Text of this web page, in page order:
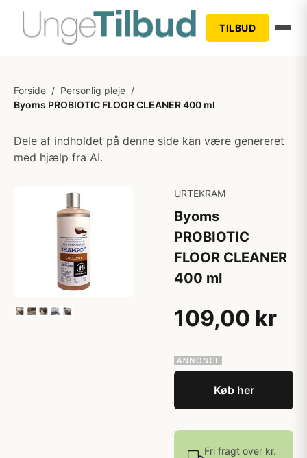
TILBUD
Forside / Personlig pleje /
Byoms PROBIOTIC FLOOR CLEANER 400 ml
Dele af indholdet på denne side kan være genereret
med hjælp fra AI.
URTEKRAM
Byoms
PROBIOTIC
FLOOR CLEANER
400 ml
109,00 kr
Køb her
Fri fragt over kr.